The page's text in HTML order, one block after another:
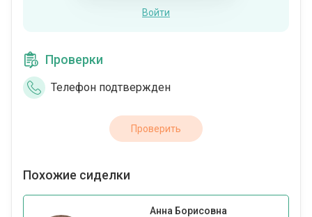
Войти
Проверки
Телефон подтвержден
Проверить
Похожие сиделки
Анна Борисовна